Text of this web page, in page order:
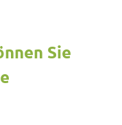
Sie